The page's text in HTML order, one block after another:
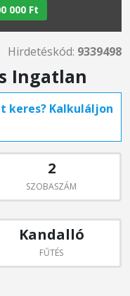
000 Ft
Hirdetéskód: 9339498
Ingatlan
keres? Kalkuláljon
2
SZOBASZÁM
Kandalló
FŰTÉS